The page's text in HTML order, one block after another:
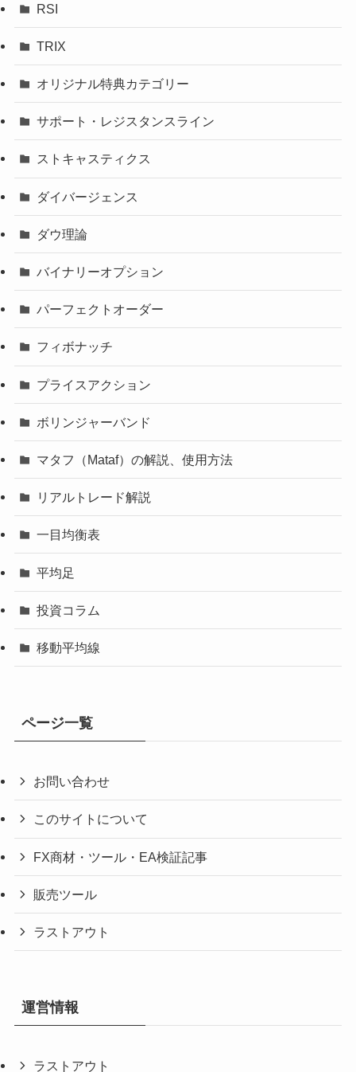
RSI
TRIX
オリジナル特典カテゴリー
サポート・レジスタンスライン
ストキャスティクス
ダイバージェンス
ダウ理論
バイナリーオプション
パーフェクトオーダー
フィボナッチ
プライスアクション
ボリンジャーバンド
マタフ（Mataf）の解説、使用方法
リアルトレード解説
一目均衡表
平均足
投資コラム
移動平均線
ページ一覧
お問い合わせ
このサイトについて
FX商材・ツール・EA検証記事
販売ツール
ラストアウト
運営情報
ラストアウト